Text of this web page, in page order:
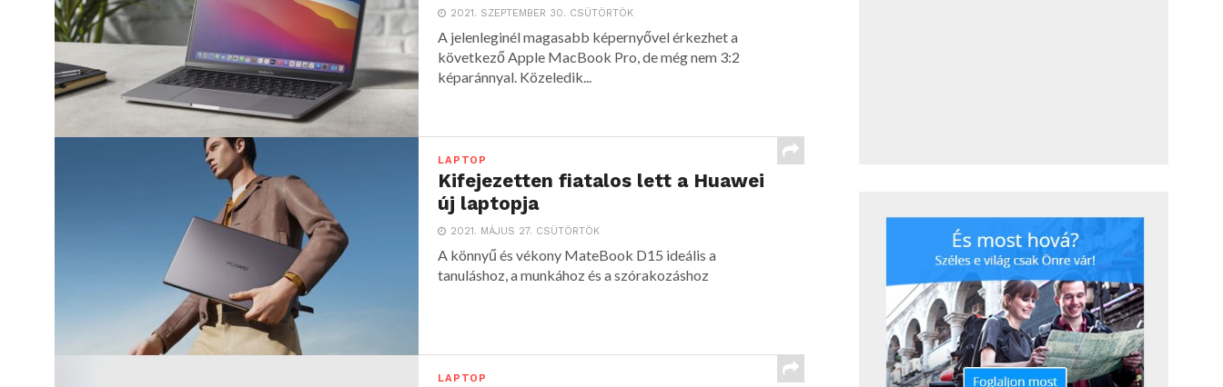
2021. SZEPTEMBER 30. CSÜTÖRTÖK
A jelenleginél magasabb képernyővel érkezhet a
következő Apple MacBook Pro, de még nem 3:2
képaránnyal. Közeledik...
LAPTOP
Kifejezetten fiatalos lett a Huawei
új laptopja
2021. MÁJUS 27. CSÜTÖRTÖK
A könnyű és vékony MateBook D15 ideális a
tanuláshoz, a munkához és a szórakozáshoz
LAPTOP